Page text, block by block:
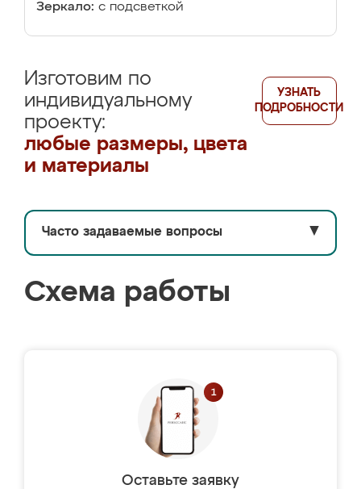
Зеркало: с подсветкой
Изготовим по
индивидуальному
проекту:
любые размеры, цвета
и материалы
УЗНАТЬ
ПОДРОБНОСТИ
Часто задаваемые вопросы ▼
Схема работы
Оставьте заявку